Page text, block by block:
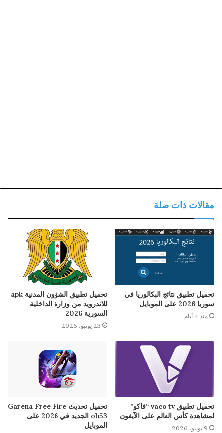
مقالات ذات صلة
تحميل تطبيق نتائج البكالوريا في
سوريا 2026 على الموبايل
منذ 4 أيام
تحميل تطبيق الشؤون المدنية apk
للاندرويد من وزارة الداخلية
السورية 2026
23 يونيو، 2026
تحميل تطبيق vaco tv “فاكو”
لمشاهدة كأس العالم على الآيفون
9 يونيو، 2026
تحميل تحديث Garena Free Fire
ob53 الجديد في 2026 على
الموبايل